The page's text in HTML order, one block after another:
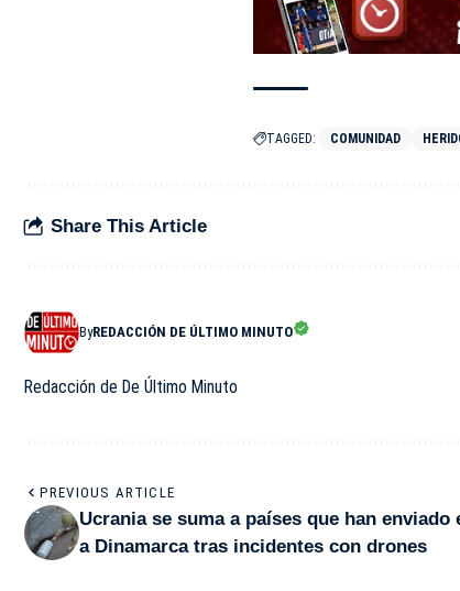
TAGGED: COMUNIDAD
Share This Article
ByREDACCIÓN DE ÚLTIMO MINUTO
Redacción de De Último Minuto
PREVIOUS ARTICLE
Ucrania se suma a países que han enviado
a Dinamarca tras incidentes con drones